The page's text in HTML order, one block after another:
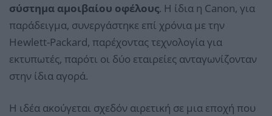
σύστημα αμοιβαίου οφέλους. Η ίδια η Canon, για
παράδειγμα, συνεργάστηκε επί χρόνια με την
Hewlett-Packard, παρέχοντας τεχνολογία για
εκτυπωτές, παρότι οι δύο εταιρείες ανταγωνίζονταν
στην ίδια αγορά.
Η ιδέα ακούγεται σχεδόν αιρετική σε μια εποχή που